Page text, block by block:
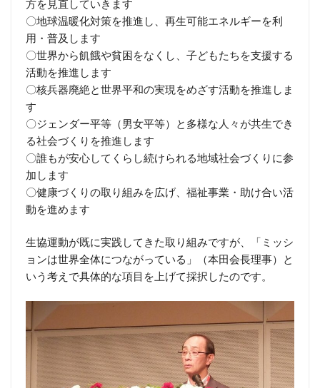
方を見直していきます
〇地球温暖化対策を推進し、再生可能エネルギーを利
用・普及します
〇世界から飢餓や貧困をなくし、子どもたちを支援する
活動を推進します
〇核兵器廃絶と世界平和の実現をめざす活動を推進しま
す
〇ジェンダー平等（男女平等）と多様な人々が共生でき
る社会づくりを推進します
〇誰もが安心してくらし続けられる地域社会づくりに参
加します
〇健康づくりの取り組みを広げ、福祉事業・助け合い活
動を進めます
生協運動が既に実践してきた取り組みですが、「ミッシ
ョンは世界全体につながっている」（本田会長理事）と
いう考えで具体的な項目を上げて採択したのです。